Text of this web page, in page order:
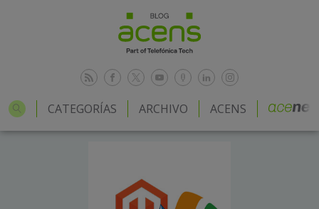
CATEGORÍAS ARCHIVO ACENS